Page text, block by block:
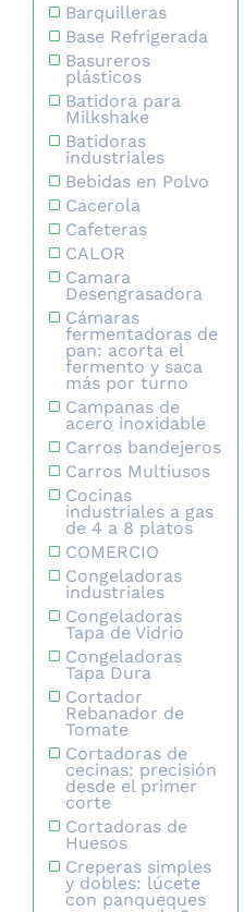
Barquilleras
Base Refrigerada
Basureros
plásticos
Batidora para
Milkshake
Batidoras
industriales
Bebidas en Polvo
Cacerola
Cafeteras
CALOR
Camara
Desengrasadora
Cámaras
fermentadoras de
pan: acorta el
fermento y saca
más por turno
Campanas de
acero inoxidable
Carros bandejeros
Carros Multiusos
Cocinas
industriales a gas
de 4 a 8 platos
COMERCIO
Congeladoras
industriales
Congeladoras
Tapa de Vidrio
Congeladoras
Tapa Dura
Cortador
Rebanador de
Tomate
Cortadoras de
cecinas: precisión
desde el primer
corte
Cortadoras de
Huesos
Creperas simples
y dobles: lúcete
con panqueques